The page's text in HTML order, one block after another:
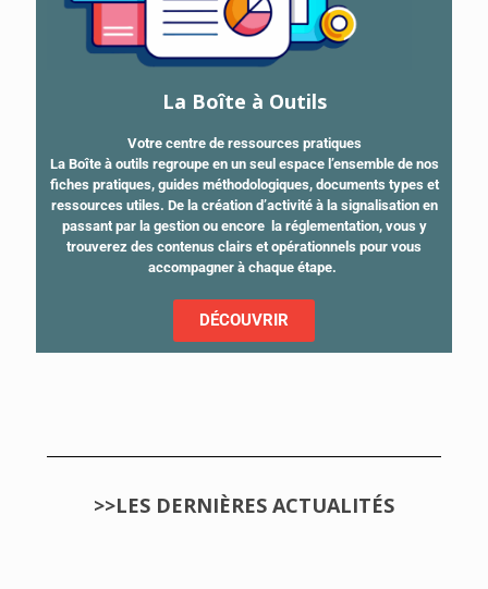
La Boîte à Outils
Votre centre de ressources pratiques
La Boîte à outils regroupe en un seul espace l’ensemble de nos
fiches pratiques, guides méthodologiques, documents types et
ressources utiles. De la création d’activité à la signalisation en
passant par la gestion ou encore la réglementation, vous y
trouverez des contenus clairs et opérationnels pour vous
accompagner à chaque étape.
DÉCOUVRIR
>>LES DERNIÈRES ACTUALITÉS